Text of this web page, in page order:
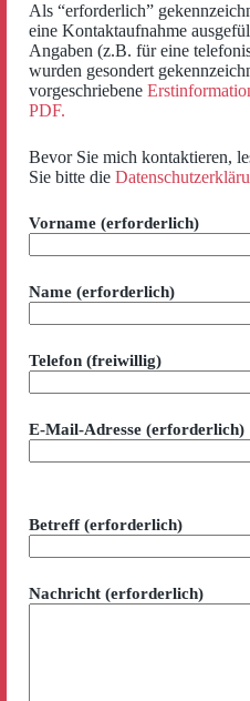
Als “erforderlich”
eine Kontaktaufnahme
Angaben (z.B. für eine
wurden gesondert
vorgeschriebene
PDF.
Bevor Sie mich kontaktieren,
Sie bitte die
Vorname (erforderlich)
Name (erforderlich)
Telefon (freiwillig)
E-Mail-Adresse (erforderlich)
Betreff (erforderlich)
Nachricht (erforderlich)